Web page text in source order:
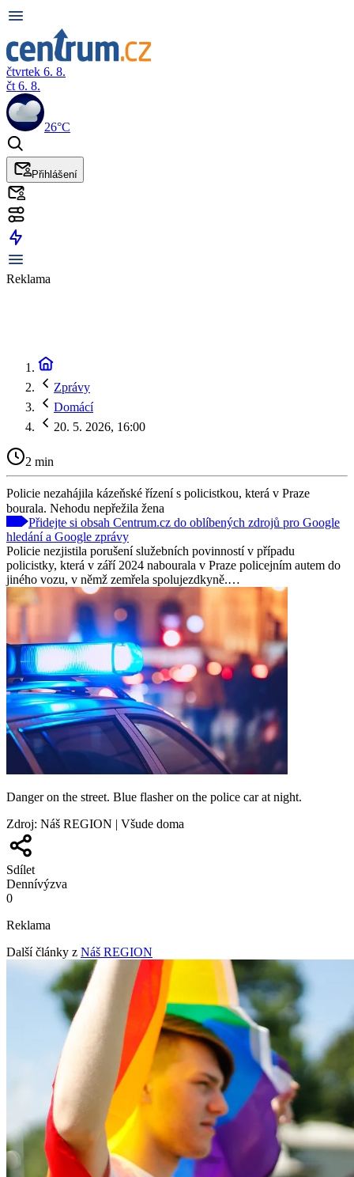
čtvrtek 6. 8.
čt 6. 8.
26°C
Přihlášení
Reklama
Zprávy
Domácí
20. 5. 2026, 16:00
2 min
Policie nezahájila kázeňské řízení s policistkou, která v Praze
bourala. Nehodu nepřežila žena
Přidejte si obsah Centrum.cz do oblíbených zdrojů pro Google
hledání a Google zprávy
Policie nezjistila porušení služebních povinností v případu
policistky, která v září 2024 nabourala v Praze policejním autem do
jiného vozu, v němž zemřela spolujezdkyně.…
Danger on the street. Blue flasher on the police car at night.
Zdroj: Náš REGION | Všude doma
Sdílet
Dennívýzva
0
Reklama
Další články z Náš REGION